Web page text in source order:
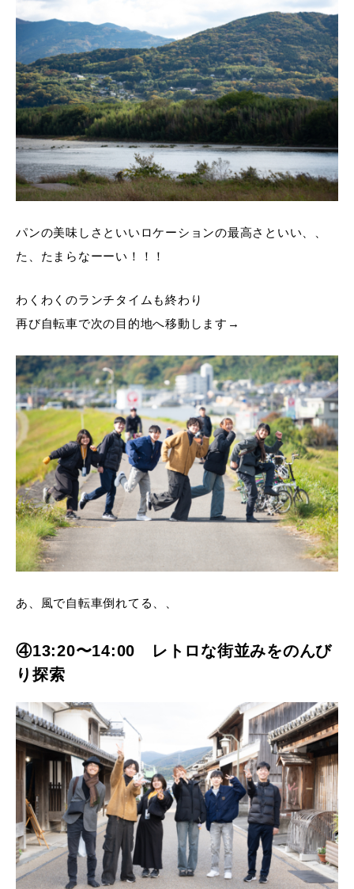
パンの美味しさといいロケーションの最高さといい、、
た、たまらなーーい！！！
わくわくのランチタイムも終わり
再び自転車で次の目的地へ移動します→
あ、風で自転車倒れてる、、
④13:20〜14:00 レトロな街並みをのんび
り探索